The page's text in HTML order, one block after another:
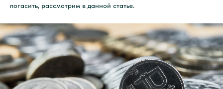
погасить, рассмотрим в данной статье.